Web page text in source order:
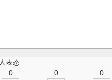
人表态
0 0 0